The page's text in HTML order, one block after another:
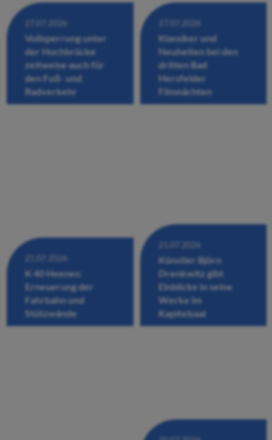
27.07.2026
Vollsperrung unter
der Hochbrücke
zeitweise auch für
den Fuß- und
Radverkehr
27.07.2026
Klassiker und
Neuheiten bei den
dritten Bad
Hersfelder
Filmnächten
21.07.2026
K 40 Heenes:
Erneuerung der
Fahrbahn und
Stützwände
21.07.2026
Künstler Björn
Drenkwitz gibt
Einblicke in seine
Werke im
Kapitelsaal